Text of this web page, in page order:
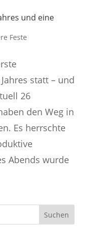
und eine
Feste
statt – und
26
den Weg in
Es herrschte
Abends wurde